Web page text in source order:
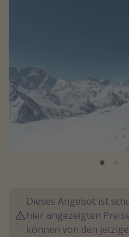
Reiseziele
Alle Reiseziele
Bodensee Urlaub
Kefalonia Urlaub
Krabi Urlaub
Dieses Angebot ist
hier angezeigten
können von den